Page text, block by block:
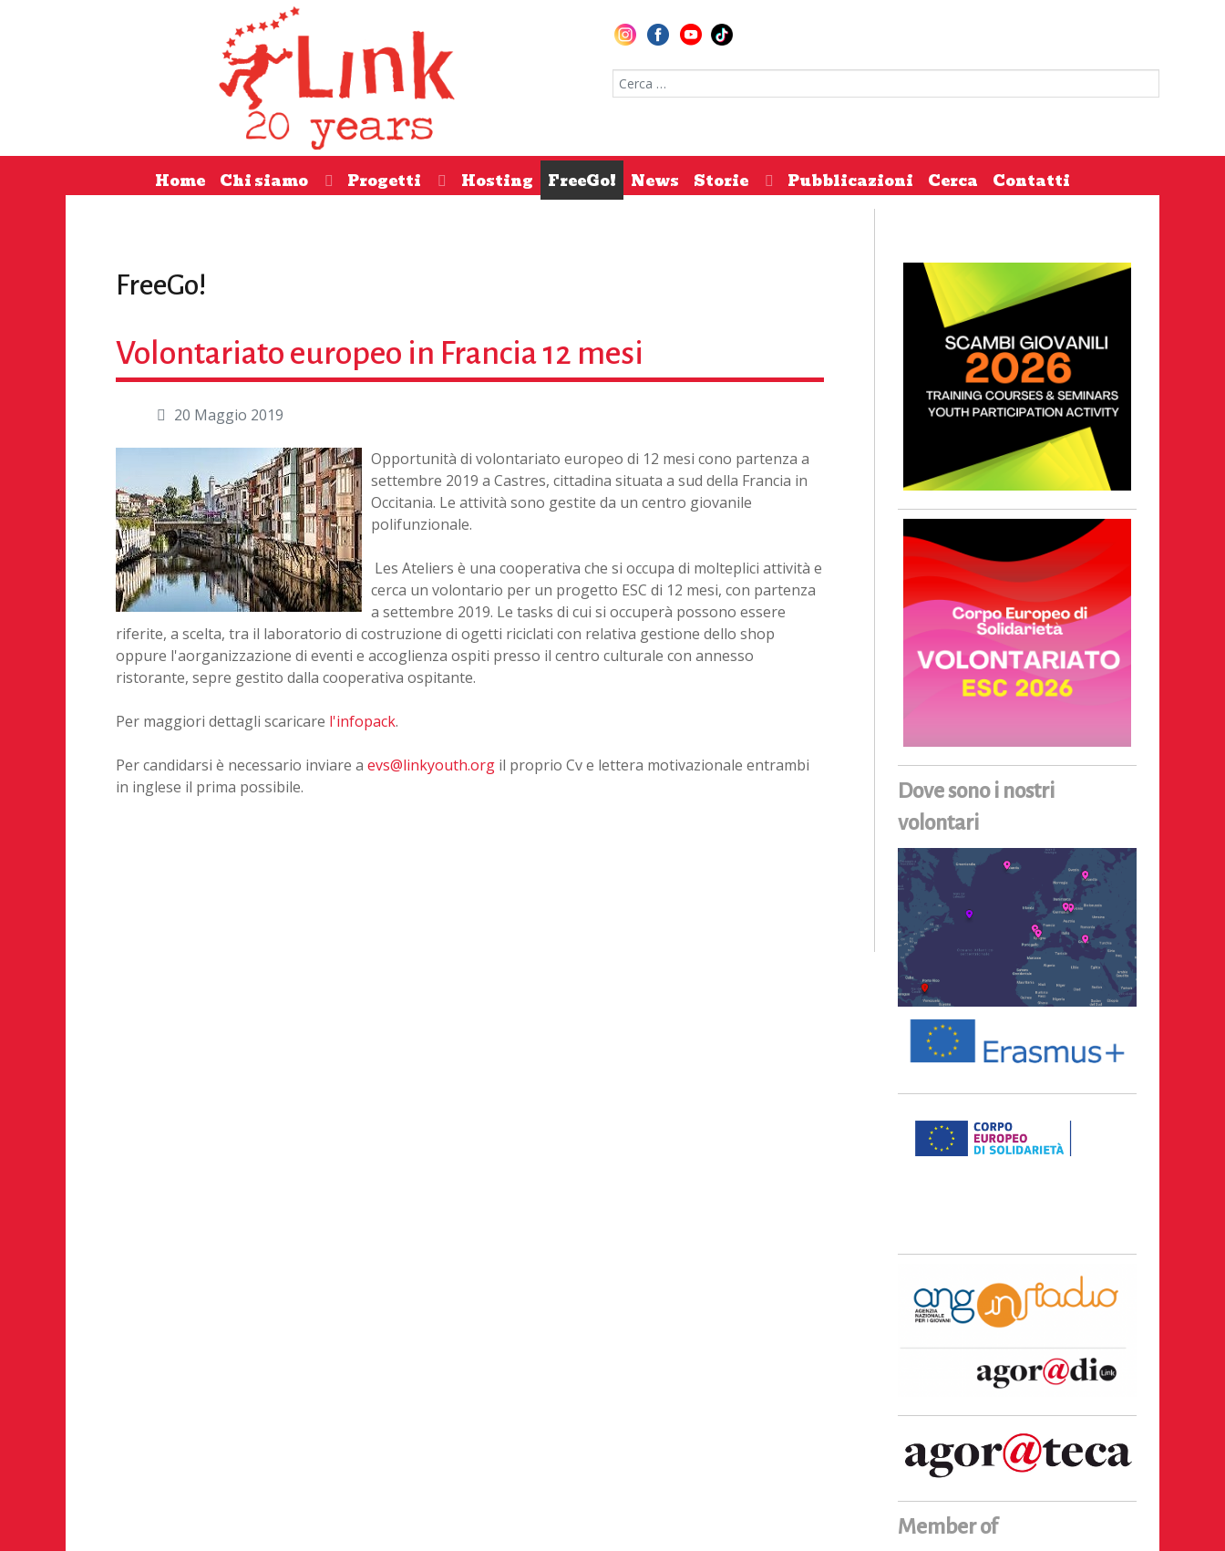
Cerca nel sito
Home Chi siamo Progetti Hosting FreeGo! News Storie Pubblicazioni Cerca Contatti
FreeGo!
Volontariato europeo in Francia 12 mesi
20 Maggio 2019
Opportunità di volontariato europeo di 12 mesi cono partenza a
settembre 2019 a Castres, cittadina situata a sud della Francia in
Occitania. Le attività sono gestite da un centro giovanile
polifunzionale.
Les Ateliers è una cooperativa che si occupa di molteplici attività e
cerca un volontario per un progetto ESC di 12 mesi, con partenza
a settembre 2019. Le tasks di cui si occuperà possono essere
riferite, a scelta, tra il laboratorio di costruzione di ogetti riciclati con relativa gestione dello shop
oppure l'aorganizzazione di eventi e accoglienza ospiti presso il centro culturale con annesso
ristorante, sepre gestito dalla cooperativa ospitante.
Per maggiori dettagli scaricare l'infopack.
Per candidarsi è necessario inviare a evs@linkyouth.orgil proprio Cv e lettera motivazionale entrambi
in inglese il prima possibile.
Dove sono i nostri
volontari
Member of